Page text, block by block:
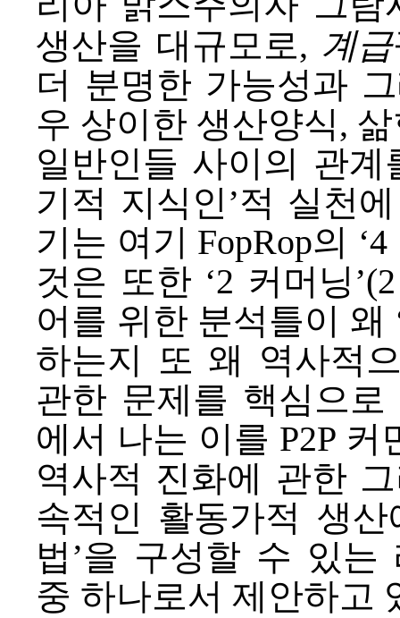
생산을 대규모로, 계급
더 분명한 가능성과
우 상이한 생산양식,
일반인들 사이의 관계
기적 지식인’적 실천
기는 여기 FopRop의 ‘4
것은 또한 ‘2 커머닝
어를 위한 분석틀이 왜
하는지 또 왜 역사적
관한 문제를 핵심으로
에서 나는 이를 P2P
역사적 진화에 관한
속적인 활동가적 생
법’을 구성할 수 있는
중 하나로서 제안하고